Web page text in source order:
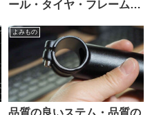
ール・タイヤ・フレームに
よみもの